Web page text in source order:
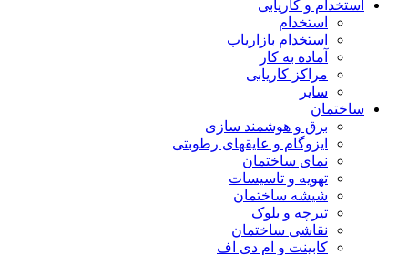
استخدام و کاریابی
استخدام
استخدام بازاریاب
آماده به کار
مراکز کاریابی
سایر
ساختمان
برق و هوشمند سازی
ایزوگام و عایقهای رطوبتی
نمای ساختمان
تهویه و تاسیسات
شیشه ساختمان
تیرچه و بلوک
نقاشی ساختمان
کابینت و ام دی اف